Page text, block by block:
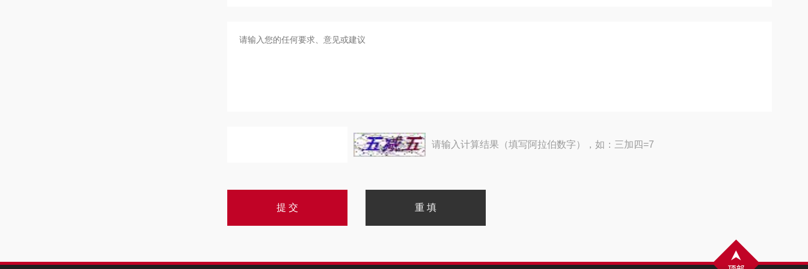
请输入计算结果（填写阿拉伯数字），如：三加四=7